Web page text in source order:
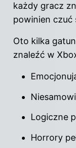
każdy gracz
powinien czuć
Oto kilka
znaleźć w
Logiczne
Horrory